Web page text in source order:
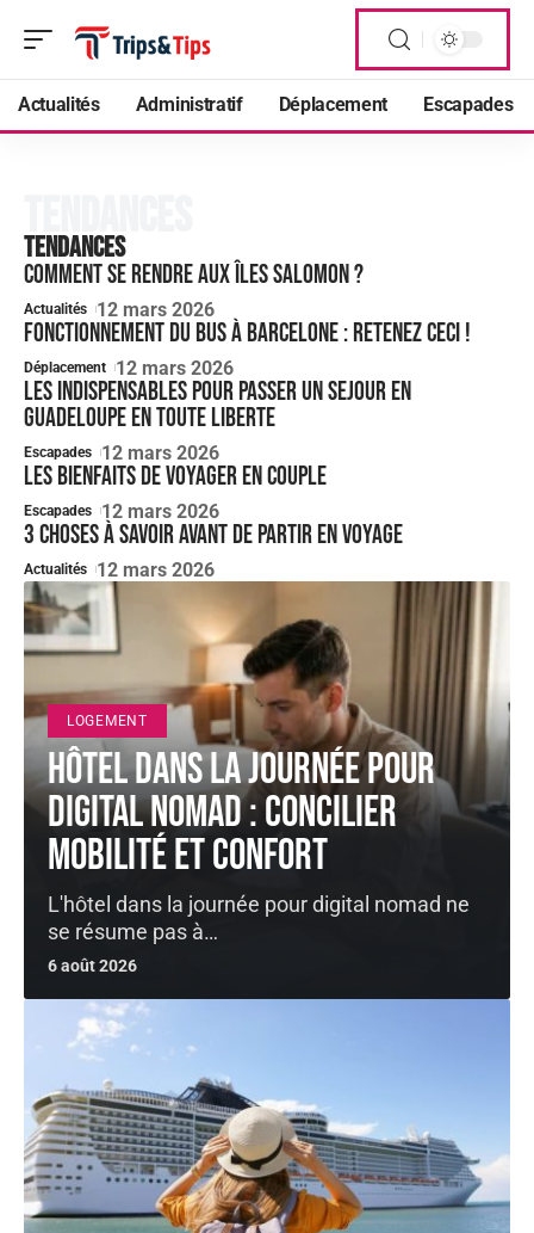
Actualités Administratif Déplacement Escapades
Tendances
Comment se rendre aux îles Salomon ?
Actualités 12 mars 2026
Fonctionnement du bus à Barcelone : retenez ceci !
Déplacement 12 mars 2026
Les indispensables pour passer un sejour en
Guadeloupe en toute liberte
Escapades 12 mars 2026
Les bienfaits de voyager en couple
Escapades 12 mars 2026
3 choses à savoir avant de partir en voyage
Actualités 12 mars 2026
LOGEMENT
Hôtel dans la journée pour
digital nomad : concilier
mobilité et confort
L'hôtel dans la journée pour digital nomad ne
se résume pas à…
6 août 2026